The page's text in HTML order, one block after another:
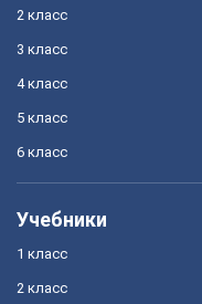
2 класс
3 класс
4 класс
5 класс
6 класс
Учебники
1 класс
2 класс